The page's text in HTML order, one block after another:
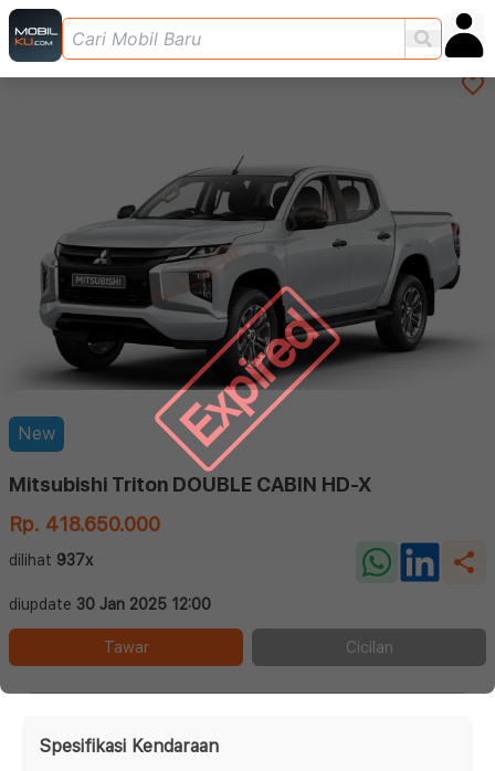
Expired
New
Mitsubishi Triton DOUBLE CABIN HD-X
Rp. 418.650.000
dilihat 937x
diupdate 30 Jan 2025 12:00
Tawar Cicilan
Spesifikasi Kendaraan